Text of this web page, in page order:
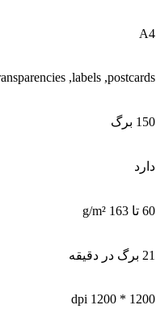
A4
,labels ,postcards
150 برگ
دارد
60 تا 163 g/m²
21 برگ در دقیقه
1200 * 1200 dpi